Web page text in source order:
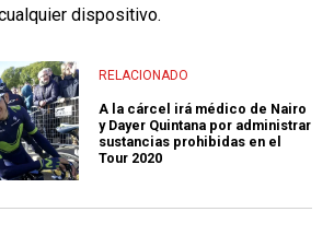
dispositivo.
RELACIONADO
A la cárcel irá médico de Nairo
y Dayer Quintana por administrar
sustancias prohibidas en el
Tour 2020